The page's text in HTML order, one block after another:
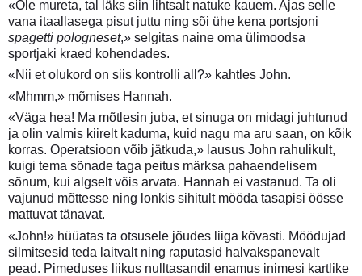
«Ole mureta, tal läks siin lihtsalt natuke kauem. Ajas selle
vana itaallasega pisut juttu ning sõi ühe kena portsjoni
spagetti pologneset,» selgitas naine oma ülimoodsa
sportjaki kraed kohendades.
«Nii et olukord on siis kontrolli all?» kahtles John.
«Mhmm,» mõmises Hannah.
«Väga hea! Ma mõtlesin juba, et sinuga on midagi juhtunud
ja olin valmis kiirelt kaduma, kuid nagu ma aru saan, on kõik
korras. Operatsioon võib jätkuda,» lausus John rahulikult,
kuigi tema sõnade taga peitus märksa pahaendelisem
sõnum, kui algselt võis arvata. Hannah ei vastanud. Ta oli
vajunud mõttesse ning lonkis sihitult mööda tasapisi öösse
mattuvat tänavat.
«John!» hüüatas ta otsusele jõudes liiga kõvasti. Möödujad
silmitsesid teda laitvalt ning raputasid halvakspanevalt
pead. Pimeduses liikus nulltasandil enamus inimesi kartlike